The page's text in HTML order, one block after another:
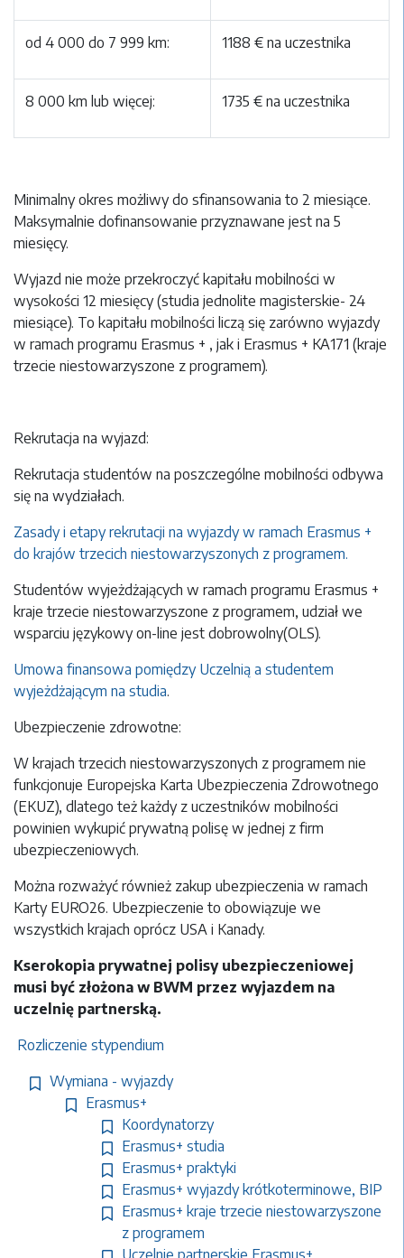
od 4 000 do 7 999 km: 1188 € na uczestnika
8 000 km lub więcej: 1735 € na uczestnika
Minimalny okres możliwy do sfinansowania to 2 miesiące.
Maksymalnie dofinansowanie przyznawane jest na 5
miesięcy.
Wyjazd nie może przekroczyć kapitału mobilności w
wysokości 12 miesięcy (studia jednolite magisterskie- 24
miesiące). To kapitału mobilności liczą się zarówno wyjazdy
w ramach programu Erasmus + , jak i Erasmus + KA171 (kraje
trzecie niestowarzyszone z programem).
Rekrutacja na wyjazd:
Rekrutacja studentów na poszczególne mobilności odbywa
się na wydziałach.
Zasady i etapy rekrutacji na wyjazdy w ramach Erasmus +
do krajów trzecich niestowarzyszonych z programem.
Studentów wyjeżdżających w ramach programu Erasmus +
kraje trzecie niestowarzyszone z programem, udział we
wsparciu językowy on-line jest dobrowolny(OLS).
Umowa finansowa pomiędzy Uczelnią a studentem
wyjeżdżającym na studia.
Ubezpieczenie zdrowotne:
W krajach trzecich niestowarzyszonych z programem nie
funkcjonuje Europejska Karta Ubezpieczenia Zdrowotnego
(EKUZ), dlatego też każdy z uczestników mobilności
powinien wykupić prywatną polisę w jednej z firm
ubezpieczeniowych.
Można rozważyć również zakup ubezpieczenia w ramach
Karty EURO26. Ubezpieczenie to obowiązuje we
wszystkich krajach oprócz USA i Kanady.
Kserokopia prywatnej polisy ubezpieczeniowej
musi być złożona w BWM przez wyjazdem na
uczelnię partnerską.
Rozliczenie stypendium
Wymiana - wyjazdy
Erasmus+
Koordynatorzy
Erasmus+ studia
Erasmus+ praktyki
Erasmus+ wyjazdy krótkoterminowe, BIP
Erasmus+ kraje trzecie niestowarzyszone
z programem